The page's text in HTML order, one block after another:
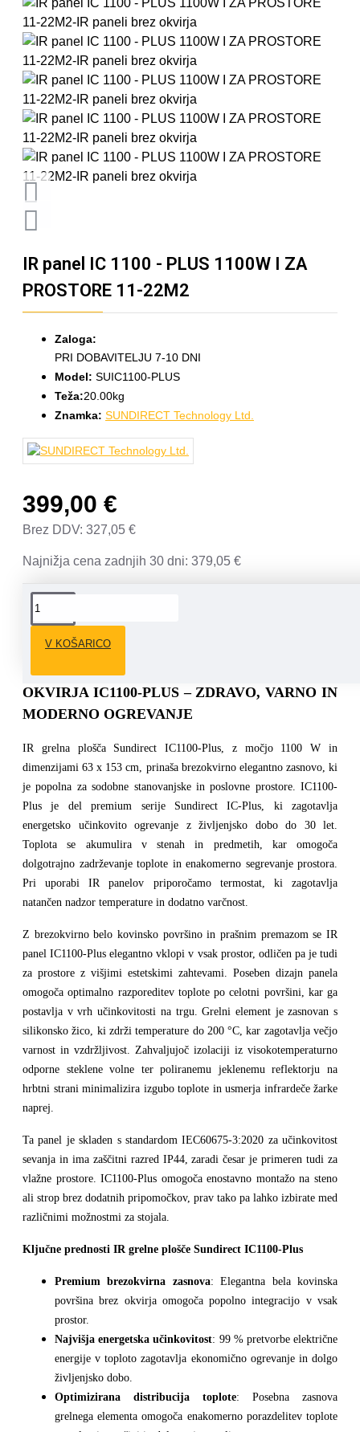
IR panel IC 1100 - PLUS 1100W I ZA
PROSTORE 11-22M2
Zaloga:
PRI DOBAVITELJU 7-10 DNI
Model: SUIC1100-PLUS
Teža:20.00kg
Znamka: SUNDIRECT Technology Ltd.
399,00 €
Brez DDV: 327,05 €
Najnižja cena zadnjih 30 dni: 379,05 €
V KOŠARICO
IR GRELNA PLOŠČA / IR PANEL BREZ
OKVIRJA IC1100-PLUS – ZDRAVO, VARNO IN
MODERNO OGREVANJE
IR grelna plošča Sundirect IC1100-Plus, z močjo 1100 W in
dimenzijami 63 x 153 cm, prinaša brezokvirno elegantno zasnovo, ki
je popolna za sodobne stanovanjske in poslovne prostore. IC1100-
Plus je del premium serije Sundirect IC-Plus, ki zagotavlja
energetsko učinkovito ogrevanje z življenjsko dobo do 30 let.
Toplota se akumulira v stenah in predmetih, kar omogoča
dolgotrajno zadrževanje toplote in enakomerno segrevanje prostora.
Pri uporabi IR panelov priporočamo termostat, ki zagotavlja
natančen nadzor temperature in dodatno varčnost.
Z brezokvirno belo kovinsko površino in prašnim premazom se IR
panel IC1100-Plus elegantno vklopi v vsak prostor, odličen pa je tudi
za prostore z višjimi estetskimi zahtevami. Poseben dizajn panela
omogoča optimalno razporeditev toplote po celotni površini, kar ga
postavlja v vrh učinkovitosti na trgu. Grelni element je zasnovan s
silikonsko žico, ki zdrži temperature do 200 °C, kar zagotavlja večjo
varnost in vzdržljivost. Zahvaljujoč izolaciji iz visokotemperaturno
odporne steklene volne ter poliranemu jeklenemu reflektorju na
hrbtni strani minimalizira izgubo toplote in usmerja infrardeče žarke
naprej.
Ta panel je skladen s standardom IEC60675-3:2020 za učinkovitost
sevanja in ima zaščitni razred IP44, zaradi česar je primeren tudi za
vlažne prostore. IC1100-Plus omogoča enostavno montažo na steno
ali strop brez dodatnih pripomočkov, prav tako pa lahko izbirate med
različnimi možnostmi za stojala.
Ključne prednosti IR grelne plošče Sundirect IC1100-Plus
Premium brezokvirna zasnova: Elegantna bela kovinska
površina brez okvirja omogoča popolno integracijo v vsak
prostor.
Najvišja energetska učinkovitost: 99 % pretvorbe električne
energije v toploto zagotavlja ekonomično ogrevanje in dolgo
življenjsko dobo.
Optimizirana distribucija toplote: Posebna zasnova
grelnega elementa omogoča enakomerno porazdelitev toplote